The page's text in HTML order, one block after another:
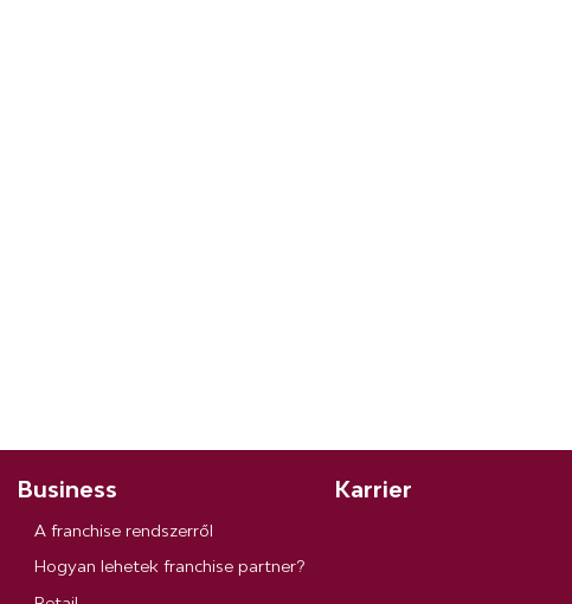
Business
A franchise rendszerről
Hogyan lehetek franchise partner?
Karrier